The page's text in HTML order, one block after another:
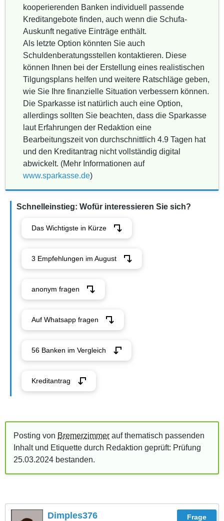
kooperierenden Banken individuell passende
Kreditangebote finden, auch wenn die Schufa-
Auskunft negative Einträge enthält.
Als letzte Option könnten Sie auch
Schuldenberatungsstellen kontaktieren. Diese
können Ihnen bei der Erstellung eines realistischen
Tilgungsplans helfen und weitere Ratschläge geben,
wie Sie Ihre finanzielle Situation verbessern können.
Die Sparkasse ist natürlich auch eine Option,
allerdings sollten Sie beachten, dass die Sparkasse
laut Erfahrungen der Redaktion eine
Bearbeitungszeit von durchschnittlich 4.9 Tagen hat
und den Kreditantrag nicht vollständig digital
abwickelt. (Mehr Informationen auf
www.sparkasse.de)
Schnelleinstieg: Wofür interessieren Sie sich?
Das Wichtigste in Kürze
3 Empfehlungen im August
anonym fragen
Auf Whatsapp fragen
56 Banken im Vergleich
Kreditantrag
Posting von Bremerzimmer auf thematisch passenden
Inhalt und Etiquette durch Redaktion geprüft: Prüfung
25.03.2024 bestanden.
Dimples376